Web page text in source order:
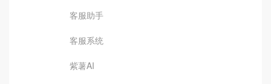
客服助手
客服系统
紫薯AI